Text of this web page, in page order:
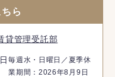
ら
貸管理受託部
毎週水・日曜日／夏季休
業期間：2026年8月9日